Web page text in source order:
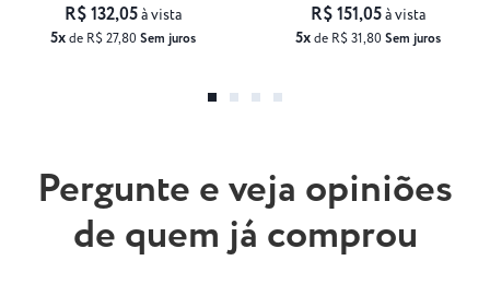
5xde R$ 27,80 Sem juros
R$ 132,05à vista
5xde R$ 31,80 Sem juros
R$ 151,05à vista
Pergunte e veja opiniões
de quem já comprou